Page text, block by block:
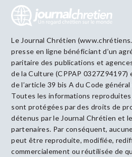
Le Journal Chrétien
presse en ligne bénéficiant d’un
paritaire des publications et
de la Culture (CPPAP
de l’article 39 bis A du Code
Toutes les informations
sont protégées par des droits de
détenus par le Journal Chrétien et
partenaires. Par conséquent,
peut être reproduite, modifiée,
commercialement ou réutilisée de